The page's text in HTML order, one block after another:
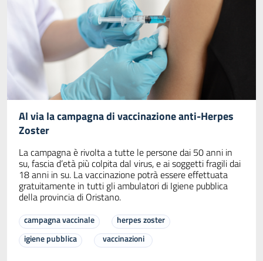
Al via la campagna di vaccinazione anti-Herpes
Zoster
La campagna è rivolta a tutte le persone dai 50 anni in
su, fascia d’età più colpita dal virus, e ai soggetti fragili dai
18 anni in su. La vaccinazione potrà essere effettuata
gratuitamente in tutti gli ambulatori di Igiene pubblica
della provincia di Oristano.
campagna vaccinale
herpes zoster
igiene pubblica
vaccinazioni